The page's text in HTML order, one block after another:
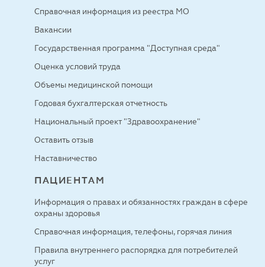
Справочная информация из реестра МО
Вакансии
Государственная программа "Доступная среда"
Оценка условий труда
Объемы медицинской помощи
Годовая бухгалтерская отчетность
Национальный проект "Здравоохранение"
Оставить отзыв
Наставничество
ПАЦИЕНТАМ
Информация о правах и обязанностях граждан в сфере
охраны здоровья
Справочная информация, телефоны, горячая линия
Правила внутреннего распорядка для потребителей
услуг